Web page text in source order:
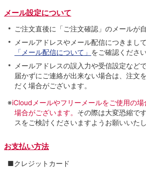
メール設定について
ご注文直後に「ご注文確認」のメールが
メールアドレスやメール配信につきまし
「メール配信について」 をご確認ください
メールアドレスの誤入力や受信設定など
届かずにご連絡が出来ない場合は、注文
だく場合がございます。
※iCloudメールやフリーメールをご使用の
場合がございます。 その際は大変恐縮で
スをご検討くださいますようお願いいたし
お支払い方法
■クレジットカード